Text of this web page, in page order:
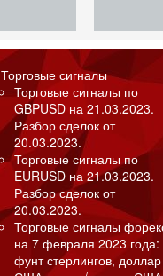
Торговые сигналы
Торговые сигналы по
GBPUSD на 21.03.2023.
Разбор сделок от
20.03.2023.
Торговые сигналы по
EURUSD на 21.03.2023.
Разбор сделок от
20.03.2023.
Торговые сигналы
на 7 февраля 2023 года:
фунт стерлингов, доллар